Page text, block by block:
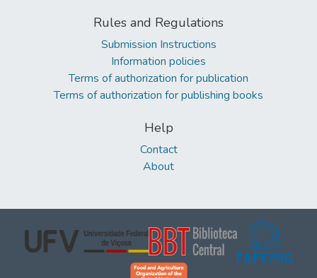
Rules and Regulations
Submission Instructions
Information policies
Terms of authorization for publication
Terms of authorization for publishing books
Help
Contact
About